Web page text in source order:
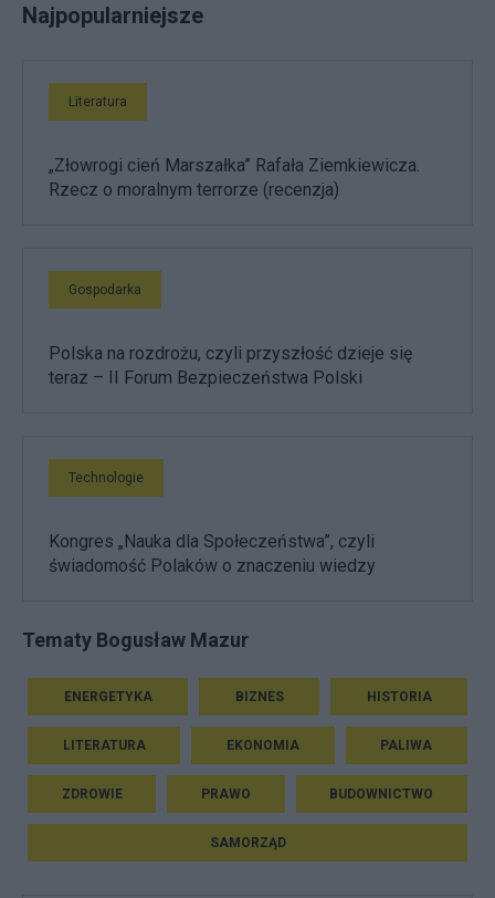
Najpopularniejsze
Literatura
„Złowrogi cień Marszałka” Rafała Ziemkiewicza.
Rzecz o moralnym terrorze (recenzja)
Gospodarka
Polska na rozdrożu, czyli przyszłość dzieje się
teraz – II Forum Bezpieczeństwa Polski
Technologie
Kongres „Nauka dla Społeczeństwa”, czyli
świadomość Polaków o znaczeniu wiedzy
Tematy Bogusław Mazur
ENERGETYKA BIZNES HISTORIA
LITERATURA EKONOMIA PALIWA
ZDROWIE PRAWO BUDOWNICTWO
SAMORZĄD